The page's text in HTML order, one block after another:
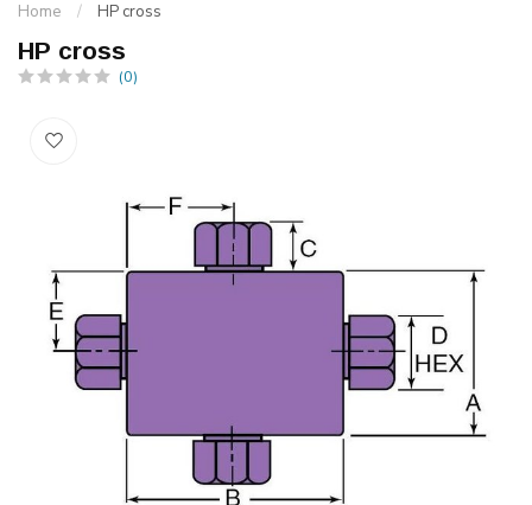
Home / HP cross
HP cross
(0)